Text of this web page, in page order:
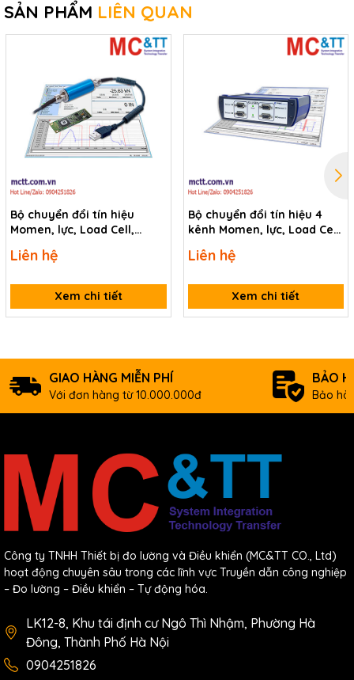
SẢN PHẨM LIÊN QUAN
Bộ chuyển đổi tín hiệu
Momen, lực, Load Cell,
tương tự kết nối phần mềm
Liên hệ
Xem chi tiết
Bộ chuyển đổi tín hiệu 4
kênh Momen, lực, Load Cell,
tương tự kết nối phần mềm
Liên hệ
Xem chi tiết
GIAO HÀNG MIỄN PHÍ
Với đơn hàng từ 10.000.000đ
BẢO
Bảo
Công ty TNHH Thiết bị đo lường và Điều khiển (MC&TT CO., Ltd)
hoạt động chuyên sâu trong các lĩnh vực Truyền dẫn công nghiệp
– Đo lường – Điều khiển – Tự động hóa.
LK12-8, Khu tái định cư Ngô Thì Nhậm, Phường Hà
Đông, Thành Phố Hà Nội
0904251826